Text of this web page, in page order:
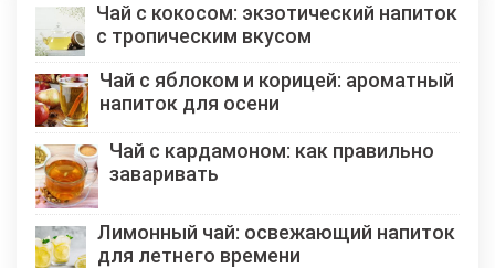
Чай с кокосом: экзотический напиток
с тропическим вкусом
Чай с яблоком и корицей: ароматный
напиток для осени
Чай с кардамоном: как правильно
заваривать
Лимонный чай: освежающий напиток
для летнего времени